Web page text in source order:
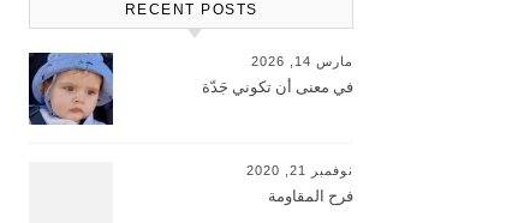
RECENT POSTS
مارس 14, 2026
في معنى أن تكوني جَدّة
نوفمبر 21, 2020
فرح المقاومة